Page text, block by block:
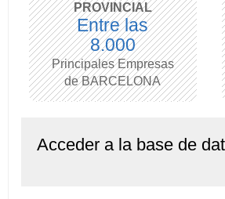
PROVINCIAL
Entre las
8.000
Principales Empresas
de BARCELONA
Acceder a la base de